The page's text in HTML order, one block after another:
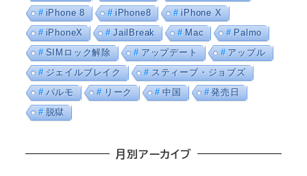
iPhone 8
iPhone8
iPhone X
iPhoneX
JailBreak Mac
Palmo
SIMロック解除
アップデート
アップル
ジェイルブレイク
スティーブ・ジョブズ
パルモ
リーク 中国
発売日
脱獄
月別アーカイブ